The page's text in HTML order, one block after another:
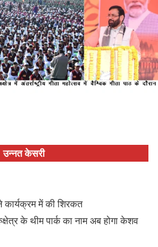
उन्नत केसरी
कार्यक्रम में की शिरकत
के थीम पार्क का नाम अब होगा केशव